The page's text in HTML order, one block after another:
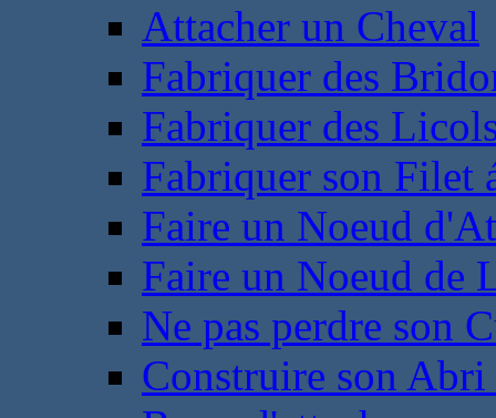
Attacher un Cheval
Fabriquer des
Fabriquer des
Fabriquer son Filet
Faire un Noeud
Faire un Noeud de
Ne pas perdre son
Construire son